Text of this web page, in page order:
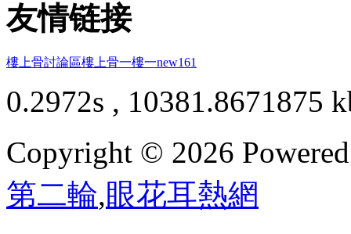
友情链接
樓上骨討論區樓上骨一樓一new161
0.2972s , 10381.8671875
Copyright © 2026
第二輪,眼花耳熱網